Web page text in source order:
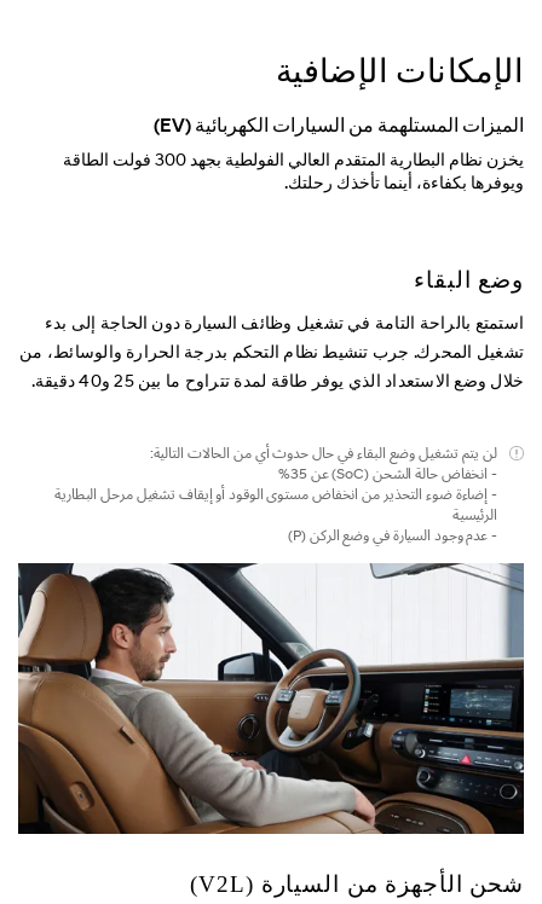
الإمكانات الإضافية
الميزات المستلهمة من السيارات الكهربائية (EV)
يخزن نظام البطارية المتقدم العالي الفولطية بجهد 300 فولت الطاقة
ويوفرها بكفاءة، أينما تأخذك رحلتك.
وضع البقاء
استمتع بالراحة التامة في تشغيل وظائف السيارة دون الحاجة إلى بدء
تشغيل المحرك. جرب تنشيط نظام التحكم بدرجة الحرارة والوسائط، من
خلال وضع الاستعداد الذي يوفر طاقة لمدة تتراوح ما بين 25 و40 دقيقة.
لن يتم تشغيل وضع البقاء في حال حدوث أي من الحالات التالية:
- انخفاض حالة الشحن (SoC) عن 35%
- إضاءة ضوء التحذير من انخفاض مستوى الوقود أو إيقاف تشغيل مرحل البطارية
الرئيسية
- عدم وجود السيارة في وضع الركن (P)
شحن الأجهزة من السيارة (V2L)